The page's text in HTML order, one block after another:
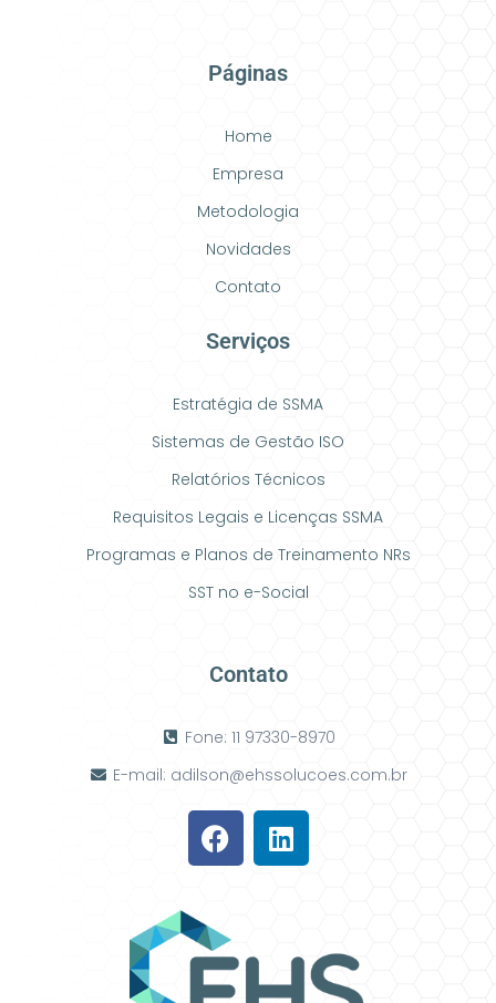
Páginas
Home
Empresa
Metodologia
Novidades
Contato
Serviços
Estratégia de SSMA
Sistemas de Gestão ISO
Relatórios Técnicos
Requisitos Legais e Licenças SSMA
Programas e Planos de Treinamento NRs
SST no e-Social
Contato
Fone: 11 97330-8970
E-mail: adilson@ehssolucoes.com.br